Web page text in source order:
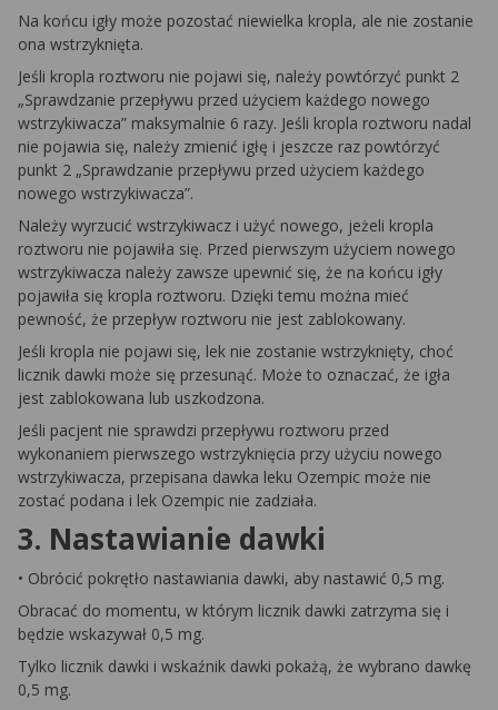
Na końcu igły może pozostać niewielka kropla, ale nie zostanie
ona wstrzyknięta.
Jeśli kropla roztworu nie pojawi się, należy powtórzyć punkt 2
„Sprawdzanie przepływu przed użyciem każdego nowego
wstrzykiwacza” maksymalnie 6 razy. Jeśli kropla roztworu nadal
nie pojawia się, należy zmienić igłę i jeszcze raz powtórzyć
punkt 2 „Sprawdzanie przepływu przed użyciem każdego
nowego wstrzykiwacza”.
Należy wyrzucić wstrzykiwacz i użyć nowego, jeżeli kropla
roztworu nie pojawiła się. Przed pierwszym użyciem nowego
wstrzykiwacza należy zawsze upewnić się, że na końcu igły
pojawiła się kropla roztworu. Dzięki temu można mieć
pewność, że przepływ roztworu nie jest zablokowany.
Jeśli kropla nie pojawi się, lek nie zostanie wstrzyknięty, choć
licznik dawki może się przesunąć. Może to oznaczać, że igła
jest zablokowana lub uszkodzona.
Jeśli pacjent nie sprawdzi przepływu roztworu przed
wykonaniem pierwszego wstrzyknięcia przy użyciu nowego
wstrzykiwacza, przepisana dawka leku Ozempic może nie
zostać podana i lek Ozempic nie zadziała.
3. Nastawianie dawki
• Obrócić pokrętło nastawiania dawki, aby nastawić 0,5 mg.
Obracać do momentu, w którym licznik dawki zatrzyma się i
będzie wskazywał 0,5 mg.
Tylko licznik dawki i wskaźnik dawki pokażą, że wybrano dawkę
0,5 mg.